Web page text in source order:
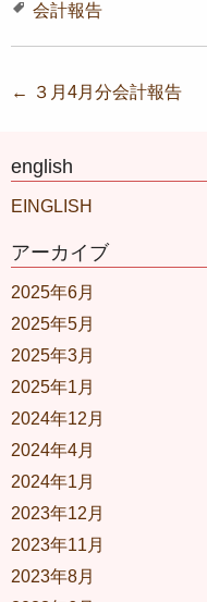
会計報告
投稿ナビゲーシ
← ３月4月分会計報告
english
EINGLISH
アーカイブ
2025年6月
2025年5月
2025年3月
2025年1月
2024年12月
2024年4月
2024年1月
2023年12月
2023年11月
2023年8月